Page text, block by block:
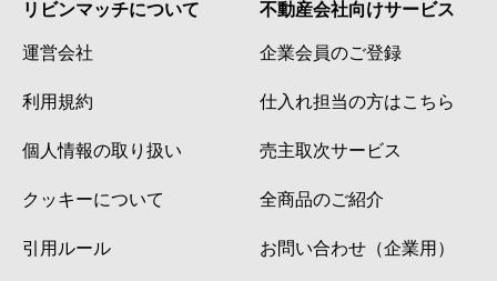
リビンマッチについて
運営会社
利用規約
個人情報の取り扱い
クッキーについて
引用ルール
不動産会社向けサービス
企業会員のご登録
仕入れ担当の方はこちら
売主取次サービス
全商品のご紹介
お問い合わせ（企業用）